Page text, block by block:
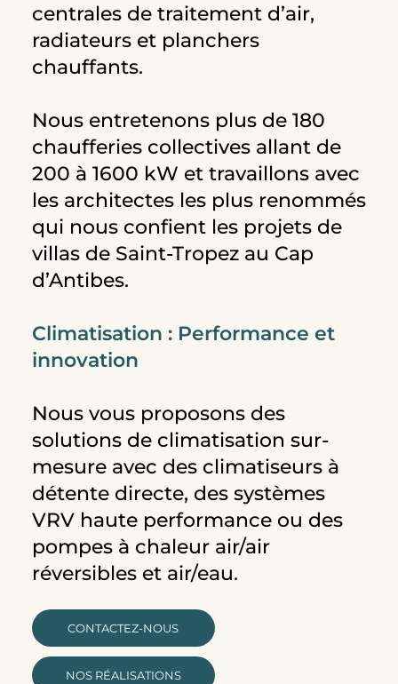
centrales de traitement d’air,
radiateurs et planchers
chauffants.
Nous entretenons plus de 180
chaufferies collectives allant de
200 à 1600 kW et travaillons avec
les architectes les plus renommés
qui nous confient les projets de
villas de Saint-Tropez au Cap
d’Antibes.
Climatisation : Performance et
innovation
Nous vous proposons des
solutions de climatisation sur-
mesure avec des climatiseurs à
détente directe, des systèmes
VRV haute performance ou des
pompes à chaleur air/air
réversibles et air/eau.
CONTACTEZ-NOUS
NOS RÉALISATIONS